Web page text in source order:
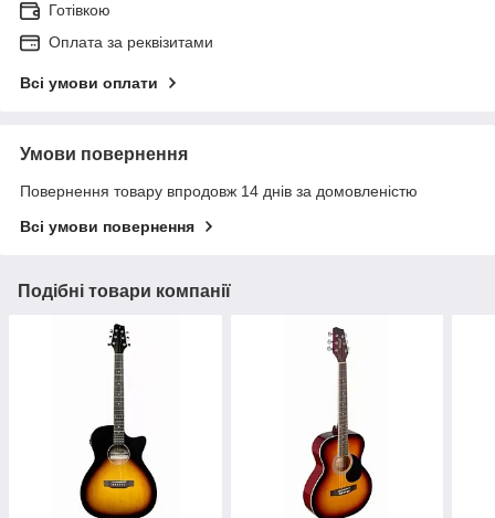
Готівкою
Оплата за реквізитами
Всі умови оплати
Умови повернення
Повернення товару впродовж 14 днів за домовленістю
Всі умови повернення
Подібні товари компанії